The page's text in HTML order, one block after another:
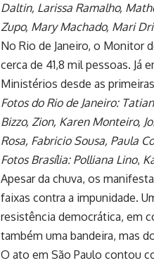
Daltin, Larissa Ramalho,
Zupo, Mary Machado, Mari
No Rio de Janeiro, o Monitor
cerca de 41,8 mil pessoas. Já
Ministérios desde as
Fotos do Rio de Janeiro:
Bizzo, Zion, Karen Monteiro,
Rosa, Fabricio Sousa, Paula
Fotos Brasília: Polliana Lino,
Apesar da chuva, os
faixas contra a impunidade.
resistência democrática, em
também uma bandeira, mas
O ato em São Paulo contou